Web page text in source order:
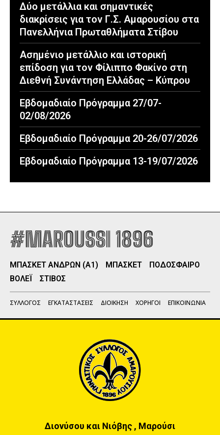
Δύο μετάλλια και σημαντικές
διακρίσεις για τον Γ.Σ. Αμαρουσίου στα
Πανελλήνια Πρωταθλήματα Στίβου
Ασημένιο μετάλλιο και ιστορική
επίδοση για τον Φίλιππο Φακίνο στη
Διεθνή Συνάντηση Ελλάδας – Κύπρου
Εβδομαδιαίο Πρόγραμμα 27/07-
02/08/2026
Εβδομαδιαίο Πρόγραμμα 20-26/07/2026
Εβδομαδιαίο Πρόγραμμα 13-19/07/2026
#MAROUSSI 1896
ΜΠΑΣΚΕΤ ΑΝΔΡΩΝ (Α1) ΜΠΑΣΚΕΤ
ΠΟΔΟΣΦΑΙΡΟ
ΒΟΛΕΪ
ΣΤΙΒΟΣ
ΣΥΛΛΟΓΟΣ ΕΓΚΑΤΑΣΤΑΣΕΙΣ ΔΙΟΙΚΗΣΗ ΧΟΡΗΓΟΙ ΕΠΙΚΟΙΝΩΝΙΑ
Διονύσου και Νιόβης , Μαρούσι